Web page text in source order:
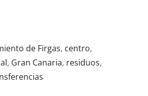
de Firgas, centro,
, Gran Canaria, residuos,